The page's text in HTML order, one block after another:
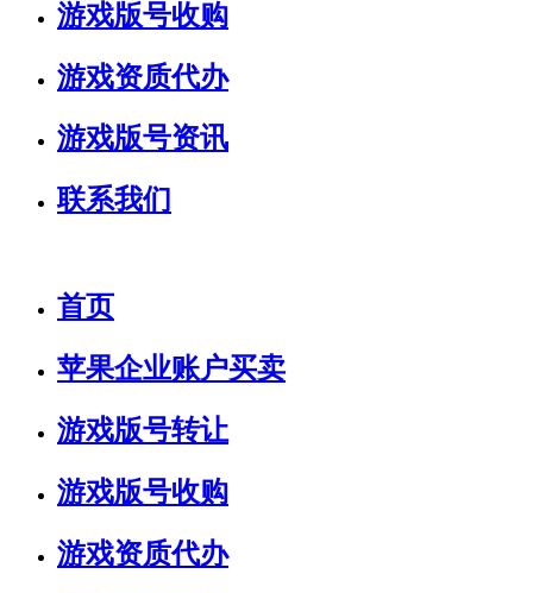
游戏版号收购
游戏资质代办
游戏版号资讯
联系我们
首页
苹果企业账户买卖
游戏版号转让
游戏版号收购
游戏资质代办